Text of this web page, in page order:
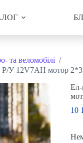
та веломобілі /
Р/У 12V7AH мотор
Ел-
10